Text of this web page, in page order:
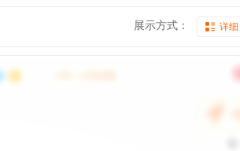
展示方式： 详细